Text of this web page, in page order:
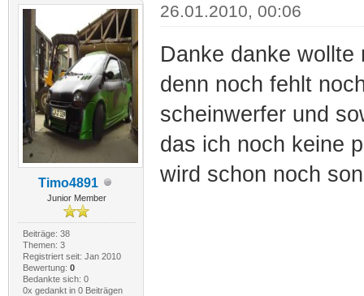
Timo4891
Junior Member
Beiträge: 38
Themen: 3
Registriert seit: Jan 2010
Bewertung: 0
Bedankte sich: 0
0x gedankt in 0 Beiträgen
26.01.2010, 00:06
Danke danke wollte
denn noch fehlt
scheinwerfer und
das ich noch keine
wird schon noch